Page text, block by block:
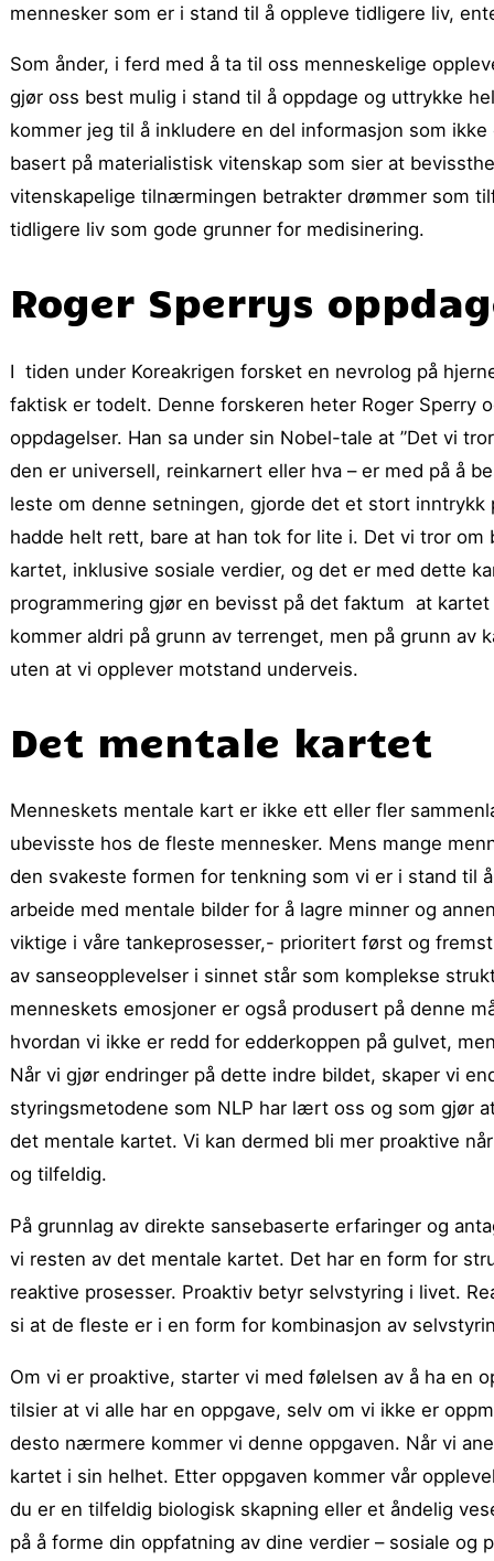
mennesker som er i stand til å oppleve tidligere liv,
Som ånder, i ferd med å ta til oss menneskelige
gjør oss best mulig i stand til å oppdage og uttrykke
kommer jeg til å inkludere en del informasjon som
basert på materialistisk vitenskap som sier at
vitenskapelige tilnærmingen betrakter drømmer som
tidligere liv som gode grunner for medisinering.
Roger Sperrys
I tiden under Koreakrigen forsket en nevrolog på
faktisk er todelt. Denne forskeren heter Roger Sperry
oppdagelser. Han sa under sin Nobel-tale at ”Det vi
den er universell, reinkarnert eller hva – er med på å
leste om denne setningen, gjorde det et stort
hadde helt rett, bare at han tok for lite i. Det vi tror
kartet, inklusive sosiale verdier, og det er med dette
programmering gjør en bevisst på det faktum at
kommer aldri på grunn av terrenget, men på grunn av
uten at vi opplever motstand underveis.
Det mentale kartet
Menneskets mentale kart er ikke ett eller fler
ubevisste hos de fleste mennesker. Mens mange
den svakeste formen for tenkning som vi er i stand til
arbeide med mentale bilder for å lagre minner og
viktige i våre tankeprosesser,- prioritert først og
av sanseopplevelser i sinnet står som komplekse
menneskets emosjoner er også produsert på denne
hvordan vi ikke er redd for edderkoppen på gulvet,
Når vi gjør endringer på dette indre bildet, skaper vi
styringsmetodene som NLP har lært oss og som gjør
det mentale kartet. Vi kan dermed bli mer proaktive
og tilfeldig.
På grunnlag av direkte sansebaserte erfaringer og
vi resten av det mentale kartet. Det har en form for
reaktive prosesser. Proaktiv betyr selvstyring i livet.
si at de fleste er i en form for kombinasjon av
Om vi er proaktive, starter vi med følelsen av å ha en
tilsier at vi alle har en oppgave, selv om vi ikke er
desto nærmere kommer vi denne oppgaven. Når vi
kartet i sin helhet. Etter oppgaven kommer vår
du er en tilfeldig biologisk skapning eller et åndelig
på å forme din oppfatning av dine verdier – sosiale